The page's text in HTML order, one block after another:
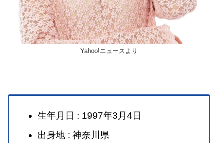
Yahoo!ニュースより
生年月日 : 1997年3月4日
出身地 : 神奈川県